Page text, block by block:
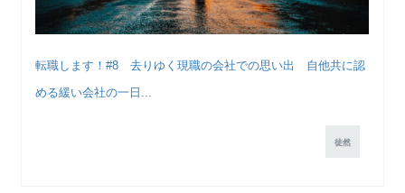
転職します！#8 去りゆく現職の会社での思い出 自他共に認
める緩い会社の一日...
徒然